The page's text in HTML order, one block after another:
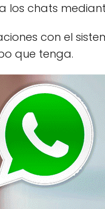
los chats
con el
que tenga.